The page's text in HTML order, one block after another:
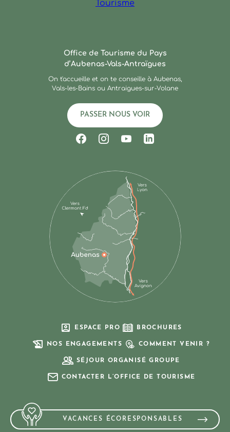
Office de Tourisme du Pays
d’Aubenas-Vals-Antraïgues
On t'accueille et on te conseille à Aubenas,
Vals-les-Bains ou Antraigues-sur-Volane
PASSER NOUS VOIR
Suivez-nous sur Facebook
Suivez-nous sur Instagram
Suivez-nous sur
Suivez-nous sur
ESPACE PRO BROCHURES
NOS ENGAGEMENTS COMMENT VENIR ?
SÉJOUR ORGANISÉ GROUPE
CONTACTER L’OFFICE DE TOURISME
VACANCES ÉCORESPONSABLES